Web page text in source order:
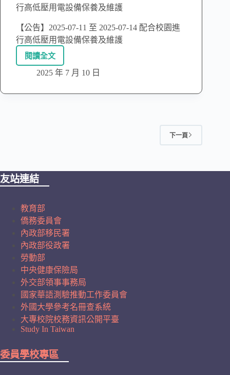
行高低壓用電設備保養及維護
【公告】2025-07-11 至 2025-07-14 配合校園進
行高低壓用電設備保養及維護
閱讀全文
2025 年 7 月 10 日
下一頁
友站連結
教育部
僑務委員會
內政部移民署
內政部役政署
勞動部
中央健康保險局
外交部領事事務局
國家華語測驗推動工作委員會
外國大學參考名冊查系統
大專校院校務資訊公開平臺
Study In Taiwan
委員學校專區